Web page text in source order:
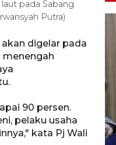
pada Sabang
Putra)
akan digelar pada
menengah
90 persen.
pelaku usaha
kata Pj Wali